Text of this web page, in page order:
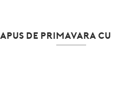
APUS DE PRIMAVARA